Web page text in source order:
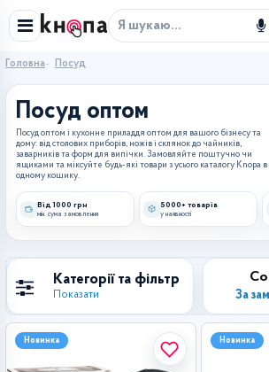
Головна Посуд
Посуд оптом
Посуд оптом і кухонне приладдя оптом для вашого бізнесу та
дому: від столових приборів, ножів і склянок до чайників,
заварників та форм для випічки. Замовляйте поштучно чи
ящиками та міксуйте будь-які товари з усього каталогу Knopa в
одному кошику.
Від 1000 грн
мін. сума замовлення
5000+ товарів
у наявності
Категорії та фільтр
Показати За
Новинка Новинка